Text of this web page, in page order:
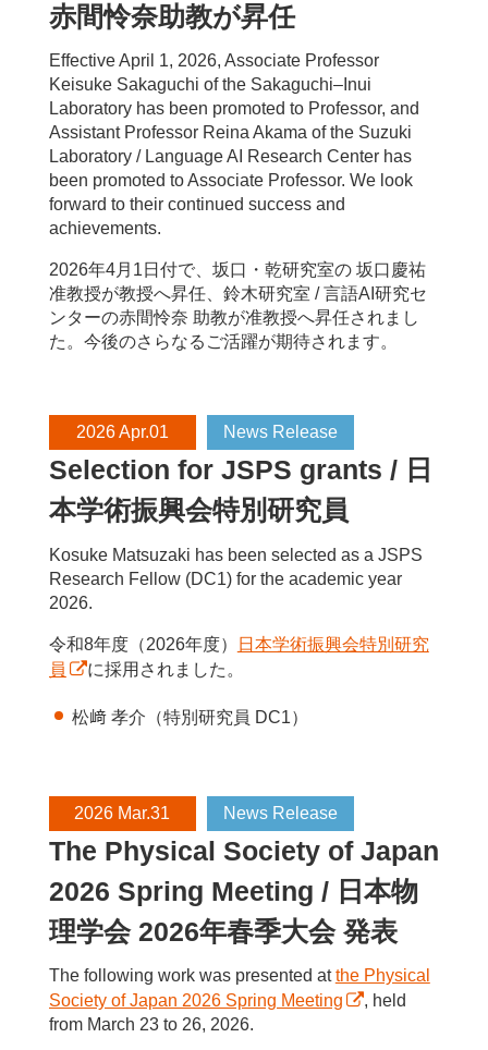
赤間怜奈助教が昇任
Effective April 1, 2026, Associate Professor
Keisuke Sakaguchi of the Sakaguchi–Inui
Laboratory has been promoted to Professor, and
Assistant Professor Reina Akama of the Suzuki
Laboratory / Language AI Research Center has
been promoted to Associate Professor. We look
forward to their continued success and
achievements.
2026年4月1日付で、坂口・乾研究室の 坂口慶祐
准教授が教授へ昇任、鈴木研究室 / 言語AI研究セ
ンターの赤間怜奈 助教が准教授へ昇任されまし
た。今後のさらなるご活躍が期待されます。
2026 Apr.01 News Release
Selection for JSPS grants / 日
本学術振興会特別研究員
Kosuke Matsuzaki has been selected as a JSPS
Research Fellow (DC1) for the academic year
2026.
令和8年度（2026年度）
日本学術振興会特別研究
員
に採用されました。
松﨑 孝介（特別研究員 DC1）
2026 Mar.31 News Release
The Physical Society of Japan
2026 Spring Meeting / 日本物
理学会 2026年春季大会 発表
The following work was presented atthe Physical
Society of Japan 2026 Spring Meeting
, held
from March 23 to 26, 2026.